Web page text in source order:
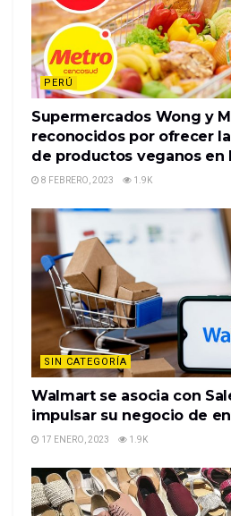
PERÚ
Supermercados Wong y
reconocidos por ofrecer
de productos veganos en
8 FEBRERO, 2023 1.9K
SIN CATEGORÍA
Walmart se asocia con
impulsar su negocio de
17 ENERO, 2023 1.9K